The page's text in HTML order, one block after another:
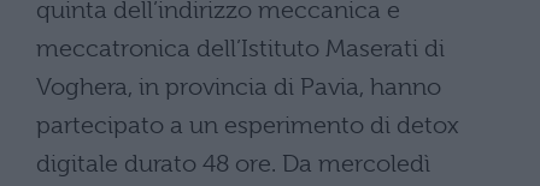
quinta dell’indirizzo meccanica e
meccatronica dell’Istituto Maserati di
Voghera, in provincia di Pavia, hanno
partecipato a un esperimento di detox
digitale durato 48 ore. Da mercoledì